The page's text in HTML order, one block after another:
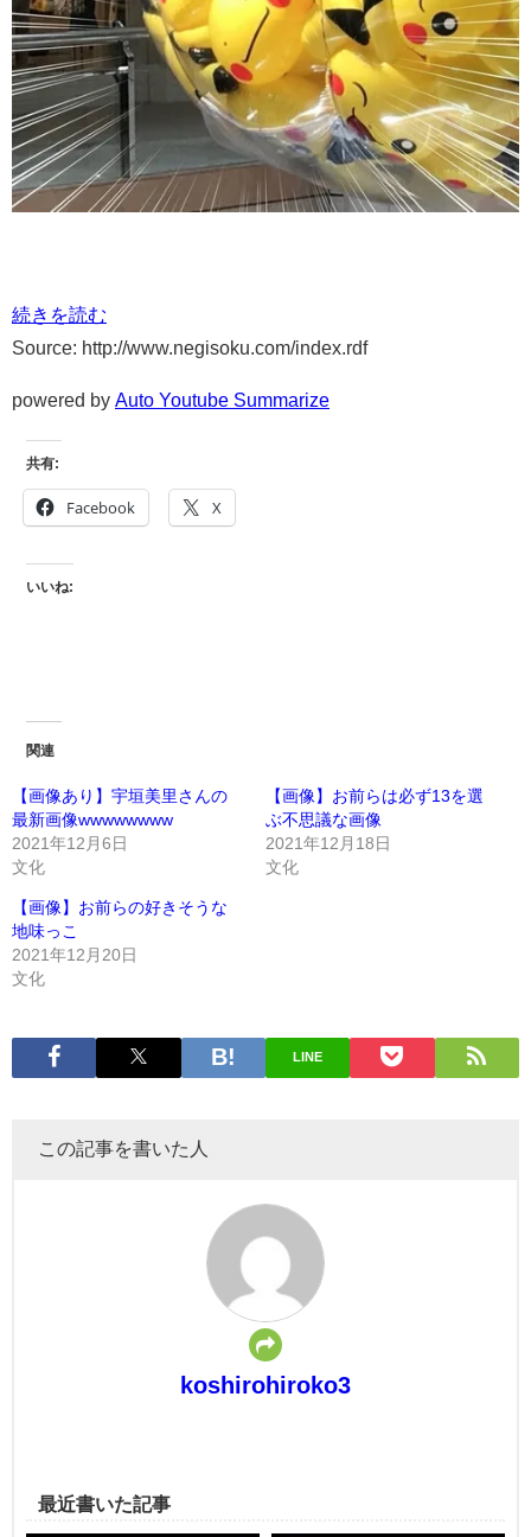
続きを読む
Source: http://www.negisoku.com/index.rdf
powered by Auto Youtube Summarize
共有:
Facebook X
いいね:
関連
【画像あり】宇垣美里さんの
最新画像wwwwwwww
2021年12月6日
文化
【画像】お前らは必ず13を選
ぶ不思議な画像
2021年12月18日
文化
【画像】お前らの好きそうな
地味っこ
2021年12月20日
文化
LINE
この記事を書いた人
koshirohiroko3
最近書いた記事